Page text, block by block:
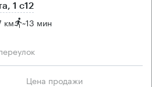
1 с12
км ~13 мин
Цена продажи